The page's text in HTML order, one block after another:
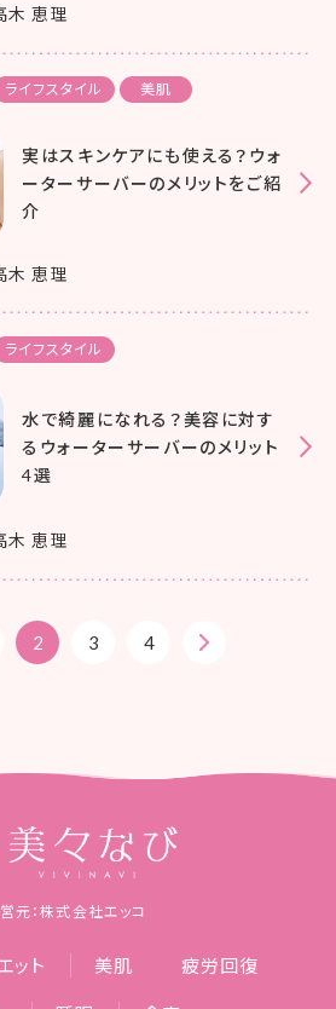
木 恵理
ライフスタイル 美肌
実はスキンケアにも使える？ウォ
ーターサーバーのメリットをご紹
介
木 恵理
ライフスタイル
水で綺麗になれる？美容に対す
るウォーターサーバーのメリット
4選
木 恵理
2 3 4
元：株式会社エッコ
ット 美肌 疲労回復